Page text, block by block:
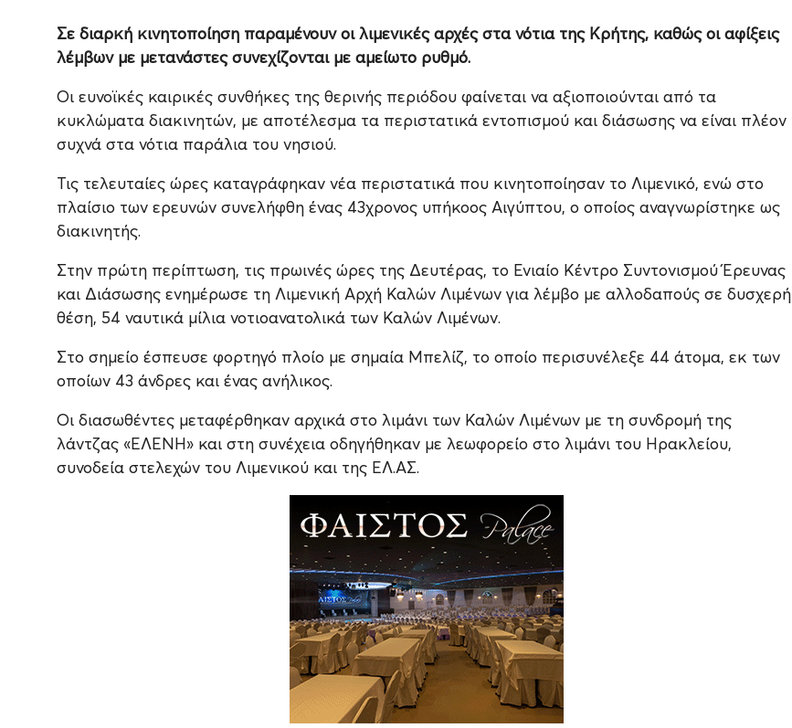
Σε διαρκή κινητοποίηση παραμένουν οι λιμενικές αρχές στα νότια της Κρήτης, καθώς οι αφίξεις
λέμβων με μετανάστες συνεχίζονται με αμείωτο ρυθμό.
Οι ευνοϊκές καιρικές συνθήκες της θερινής περιόδου φαίνεται να αξιοποιούνται από τα
κυκλώματα διακινητών, με αποτέλεσμα τα περιστατικά εντοπισμού και διάσωσης να είναι πλέον
συχνά στα νότια παράλια του νησιού.
Τις τελευταίες ώρες καταγράφηκαν νέα περιστατικά που κινητοποίησαν το Λιμενικό, ενώ στο
πλαίσιο των ερευνών συνελήφθη ένας 43χρονος υπήκοος Αιγύπτου, ο οποίος αναγνωρίστηκε ως
διακινητής.
Στην πρώτη περίπτωση, τις πρωινές ώρες της Δευτέρας, το Ενιαίο Κέντρο Συντονισμού Έρευνας
και Διάσωσης ενημέρωσε τη Λιμενική Αρχή Καλών Λιμένων για λέμβο με αλλοδαπούς σε δυσχερή
θέση, 54 ναυτικά μίλια νοτιοανατολικά των Καλών Λιμένων.
Στο σημείο έσπευσε φορτηγό πλοίο με σημαία Μπελίζ, το οποίο περισυνέλεξε 44 άτομα, εκ των
οποίων 43 άνδρες και ένας ανήλικος.
Οι διασωθέντες μεταφέρθηκαν αρχικά στο λιμάνι των Καλών Λιμένων με τη συνδρομή της
λάντζας «ΕΛΕΝΗ» και στη συνέχεια οδηγήθηκαν με λεωφορείο στο λιμάνι του Ηρακλείου,
συνοδεία στελεχών του Λιμενικού και της ΕΛ.ΑΣ.